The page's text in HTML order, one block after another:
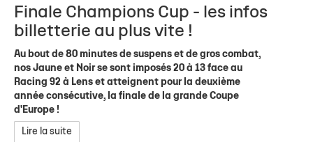
Finale Champions Cup - les infos
billetterie au plus vite !
Au bout de 80 minutes de suspens et de gros combat,
nos Jaune et Noir se sont imposés 20 à 13 face au
Racing 92 à Lens et atteignent pour la deuxième
année consécutive, la finale de la grande Coupe
d'Europe !
Lire la suite